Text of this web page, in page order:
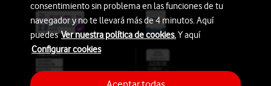
consentimiento sin problema en las funciones de tu
navegador y no te llevará más de 4 minutos. Aquí
puedesVer nuestra política de cookies.Y aquí
Configurar cookies